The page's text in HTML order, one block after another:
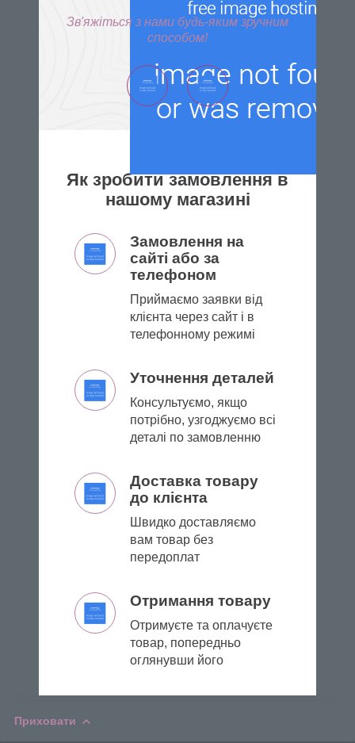
Зв'яжіться з нами будь-яким зручним
способом!
Як зробити замовлення в
нашому магазині
Замовлення на
сайті або за
телефоном
Приймаємо заявки від
клієнта через сайт і в
телефонному режимі
Уточнення деталей
Консультуємо, якщо
потрібно, узгоджуємо всі
деталі по замовленню
Доставка товару
до клієнта
Швидко доставляємо
вам товар без
передоплат
Отримання товару
Отримуєте та оплачуєте
товар, попередньо
оглянувши його
Приховати